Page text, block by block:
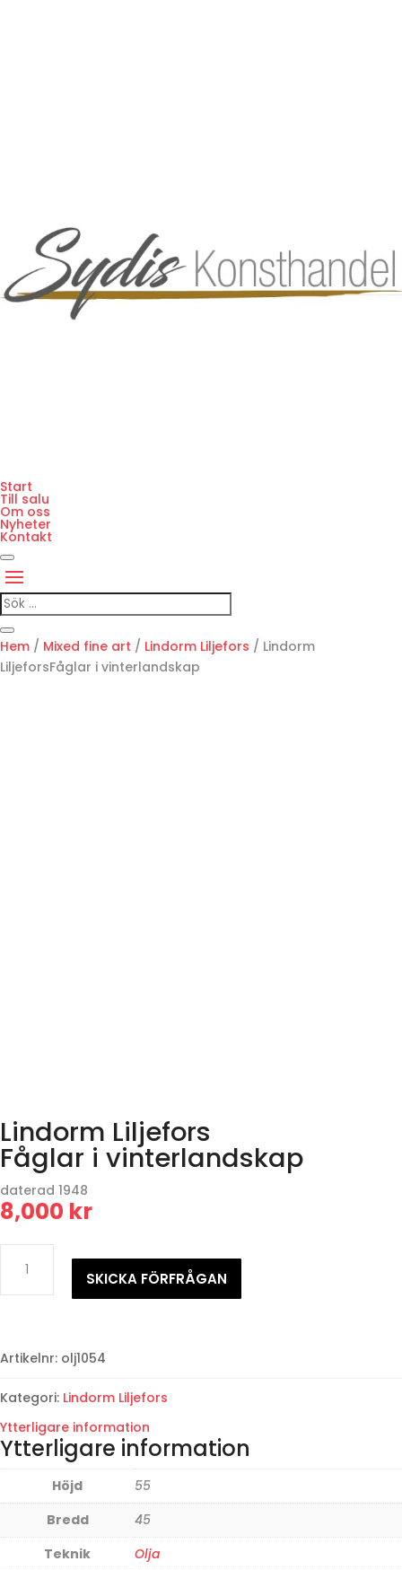
Start
Till salu
Om oss
Nyheter
Kontakt
Hem / Mixed fine art / Lindorm Liljefors / Lindorm
LiljeforsFåglar i vinterlandskap
Lindorm Liljefors
Fåglar i vinterlandskap
daterad 1948
8,000 kr
LiljeforsFåglar
i
SKICKA FÖRFRÅGAN
Artikelnr: olj1054
Kategori: Lindorm Liljefors
Ytterligare information
Ytterligare information
Höjd
55
Bredd
45
Teknik
Olja